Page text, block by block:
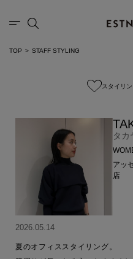
TOP STAFF STYLING
スタイリ
タカ
アッ
店
2026.05.14
夏のオフィススタイリング。